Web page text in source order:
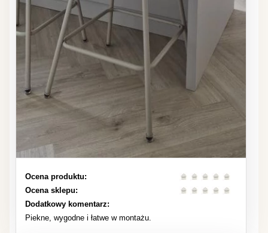
Ocena produktu:
Ocena sklepu:
Dodatkowy komentarz:
Piekne, wygodne i łatwe w montażu.